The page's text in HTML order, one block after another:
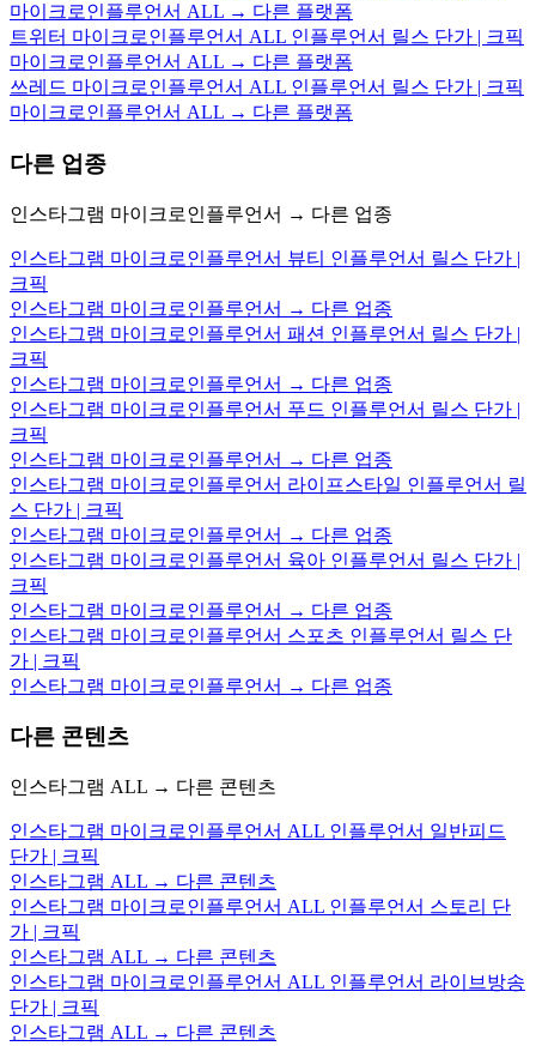
마이크로인플루언서 ALL → 다른 플랫폼
트위터 마이크로인플루언서 ALL 인플루언서 릴스 단가 | 크픽
마이크로인플루언서 ALL → 다른 플랫폼
쓰레드 마이크로인플루언서 ALL 인플루언서 릴스 단가 | 크픽
마이크로인플루언서 ALL → 다른 플랫폼
다른 업종
인스타그램 마이크로인플루언서 → 다른 업종
인스타그램 마이크로인플루언서 뷰티 인플루언서 릴스 단가 |
크픽
인스타그램 마이크로인플루언서 → 다른 업종
인스타그램 마이크로인플루언서 패션 인플루언서 릴스 단가 |
크픽
인스타그램 마이크로인플루언서 → 다른 업종
인스타그램 마이크로인플루언서 푸드 인플루언서 릴스 단가 |
크픽
인스타그램 마이크로인플루언서 → 다른 업종
인스타그램 마이크로인플루언서 라이프스타일 인플루언서 릴
스 단가 | 크픽
인스타그램 마이크로인플루언서 → 다른 업종
인스타그램 마이크로인플루언서 육아 인플루언서 릴스 단가 |
크픽
인스타그램 마이크로인플루언서 → 다른 업종
인스타그램 마이크로인플루언서 스포츠 인플루언서 릴스 단
가 | 크픽
인스타그램 마이크로인플루언서 → 다른 업종
다른 콘텐츠
인스타그램 ALL → 다른 콘텐츠
인스타그램 마이크로인플루언서 ALL 인플루언서 일반피드
단가 | 크픽
인스타그램 ALL → 다른 콘텐츠
인스타그램 마이크로인플루언서 ALL 인플루언서 스토리 단
가 | 크픽
인스타그램 ALL → 다른 콘텐츠
인스타그램 마이크로인플루언서 ALL 인플루언서 라이브방송
단가 | 크픽
인스타그램 ALL → 다른 콘텐츠